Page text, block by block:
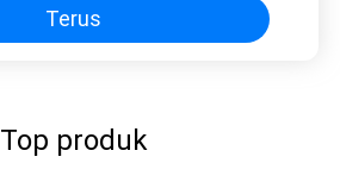
Terus
Top produk